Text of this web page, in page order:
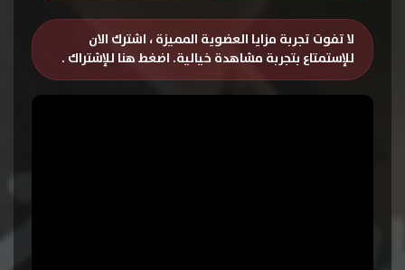
لا تفوت تجربة مزايا العضوية المميزة ، اشترك الان
للإستمتاع بتجربة مشاهدة خيالية. اضغط هنا للإشتراك .